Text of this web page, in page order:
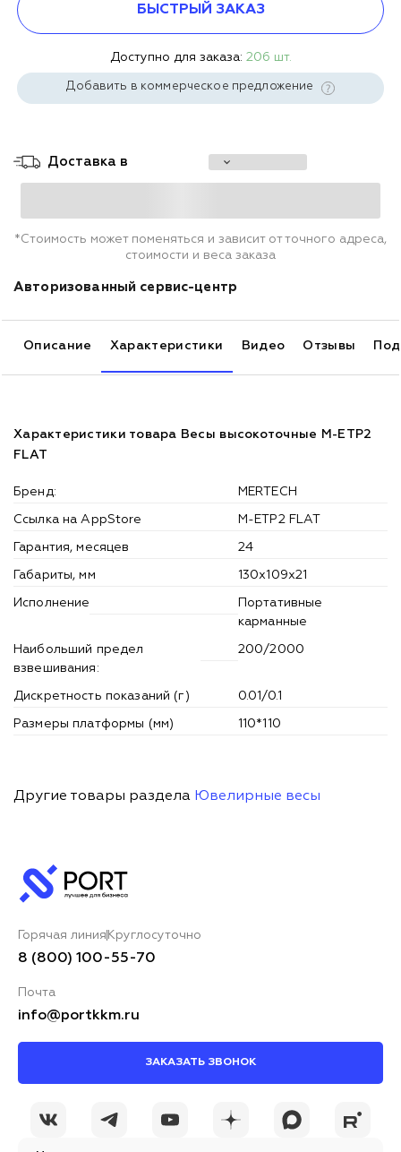
БЫСТРЫЙ ЗАКАЗ
Доступно для заказа: 206 шт.
Добавить в коммерческое предложение
Доставка в
*Стоимость может поменяться и зависит от точного адреса,
стоимости и веса заказа
Авторизованный сервис-центр
Описание Характеристики Видео Отзывы
Характеристики товара Весы высокоточные M-ETP2
FLAT
Бренд: MERTECH
Ссылка на AppStore M-ETP2 FLAT
Гарантия, месяцев 24
Габариты, мм 130х109x21
Исполнение
Портативные
карманные
Наибольший предел
взвешивания:
200/2000
Дискретность показаний (г) 0.01/0.1
Размеры платформы (мм) 110*110
Другие товары раздела Ювелирные весы
Горячая линия Круглосуточно
8 (800) 100-55-70
Почта
info@portkkm.ru
ЗАКАЗАТЬ ЗВОНОК